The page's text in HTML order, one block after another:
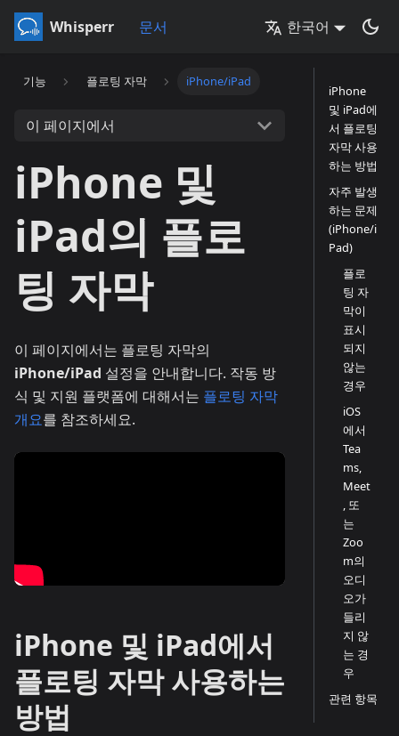
Whisperr 문서 한국어
기능 플로팅 자막 iPhone/iPad
이 페이지에서
iPhone 및
iPad의 플로
팅 자막
이 페이지에서는 플로팅 자막의
iPhone/iPad 설정을 안내합니다. 작동 방
식 및 지원 플랫폼에 대해서는 플로팅 자막
개요를 참조하세요.
iPhone 및 iPad에서
플로팅 자막 사용하는
방법
iPhone
및 iPad에
서 플로팅
자막 사용
하는 방법
자주 발생
하는 문제
(iPhone/i
Pad)
플로
팅 자
막이
표시
되지
않는
경우
iOS
에서
Tea
ms,
Meet
, 또
는
Zoo
m의
오디
오가
들리
지 않
는 경
우
관련 항목